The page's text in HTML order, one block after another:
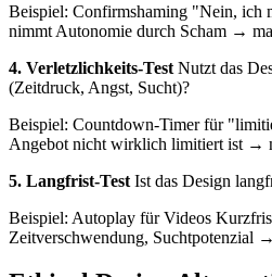
Beispiel: Confirmshaming "Nein, ich
nimmt Autonomie durch Scham →
4. Verletzlichkeits-Test Nutzt das
(Zeitdruck, Angst, Sucht)?
Beispiel: Countdown-Timer für
Angebot nicht wirklich limitiert ist →
5. Langfrist-Test Ist das Design
Beispiel: Autoplay für Videos
Zeitverschwendung, Suchtpotenzial